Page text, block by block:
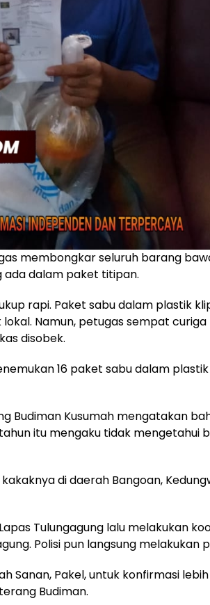
membongkar seluruh barang
ada dalam paket titipan.
rapi. Paket sabu dalam plastik
Namun, petugas sempat
disobek.
16 paket sabu dalam
Budiman Kusumah mengatakan
itu mengaku tidak mengetahui
di daerah Bangoan,
Tulungagung lalu melakukan
Polisi pun langsung melakukan
Sanan, Pakel, untuk konfirmasi
Budiman.